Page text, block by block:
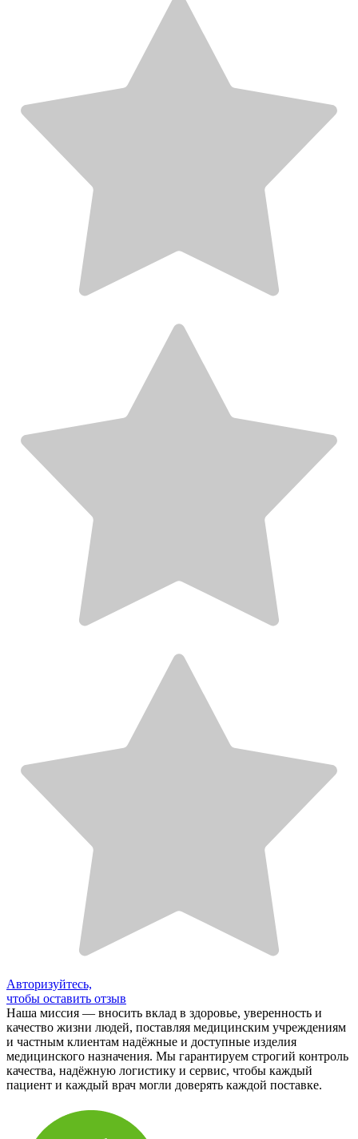
Авторизуйтесь,
чтобы оставить отзыв
Наша миссия — вносить вклад в здоровье, уверенность и
качество жизни людей, поставляя медицинским учреждениям
и частным клиентам надёжные и доступные изделия
медицинского назначения. Мы гарантируем строгий контроль
качества, надёжную логистику и сервис, чтобы каждый
пациент и каждый врач могли доверять каждой поставке.